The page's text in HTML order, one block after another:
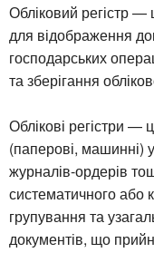
Обліковий регістр
для відображення
господарських
та зберігання
Облікові регістри —
(паперові, машинні)
журналів-ордерів
систематичного або
групування та
документів, що